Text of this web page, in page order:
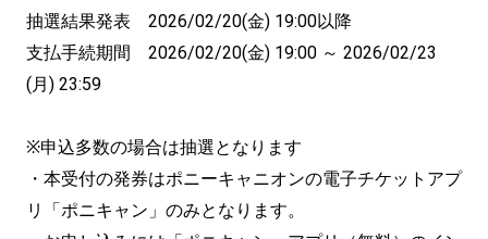
抽選結果発表 2026/02/20(金) 19:00以降
支払手続期間 2026/02/20(金) 19:00 ～ 2026/02/23
(月) 23:59
※申込多数の場合は抽選となります
・本受付の発券はポニーキャニオンの電子チケットアプ
リ「ポニキャン」のみとなります。